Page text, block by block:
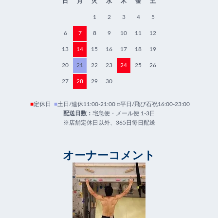
1 2 3 4 5
6 7 8 9 10 11 12
13 14 15 16 17 18 19
20 21 22 23 24 25 26
27 28 29 30
■定休日 ■土日/連休11:00-21:00 □平日/飛び石祝16:00-23:00
配送日数： 宅急便・メール便 1-3日
※店舗定休日以外、365日毎日配送
オーナーコメント